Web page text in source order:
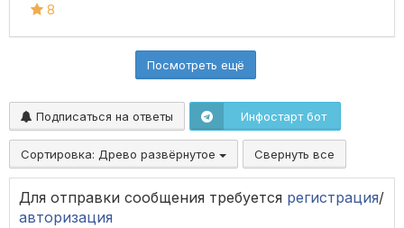
8
Посмотреть ещё
Подписаться на ответы Инфостарт бот
Сортировка: Древо развёрнутое Свернуть все
Для отправки сообщения требуется регистрация/
авторизация